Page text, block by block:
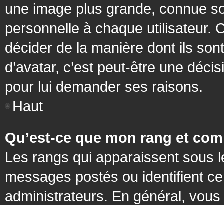
une image plus grande, connue
personnelle à chaque utilisateur.
décider de la manière dont ils
d’avatar, c’est peut-être une
pour lui demander ses raisons.
Haut
Qu’est-ce que mon rang et
Les rangs qui apparaissent sous
messages postés ou identifient
administrateurs. En général,